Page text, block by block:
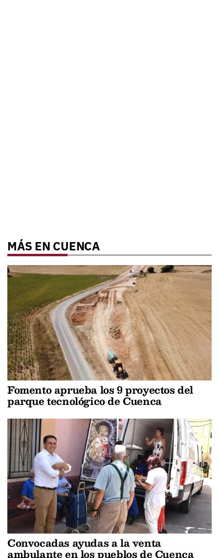
MÁS EN CUENCA
Fomento aprueba los 9 proyectos del
parque tecnológico de Cuenca
Convocadas ayudas a la venta
ambulante en los pueblos de Cuenca